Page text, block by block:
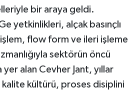
bir araya geldi.
yetkinlikleri, alçak basınçlı
işlem, flow form ve ileri işleme
sektörün öncü
yer alan Cevher Jant, yıllar
kültürü, proses disiplini